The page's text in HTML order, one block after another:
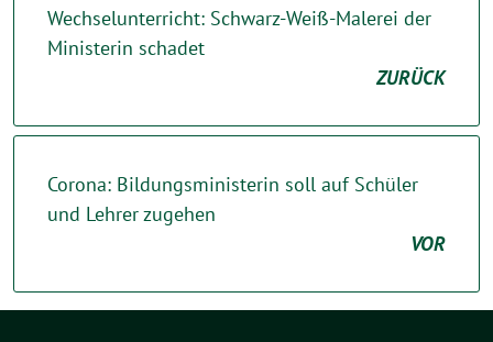
Wechselunterricht: Schwarz-Weiß-Malerei der
Ministerin schadet
ZURÜCK
Corona: Bildungsministerin soll auf Schüler
und Lehrer zugehen
VOR